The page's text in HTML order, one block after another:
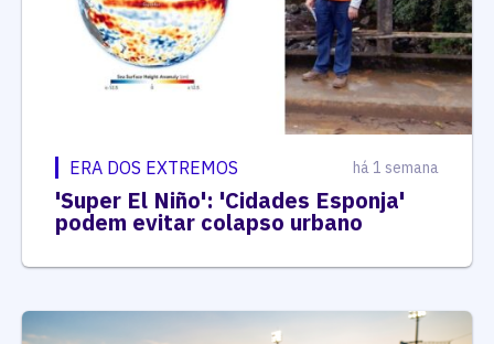
ERA DOS EXTREMOS há 1 semana
'Super El Niño': 'Cidades Esponja'
podem evitar colapso urbano